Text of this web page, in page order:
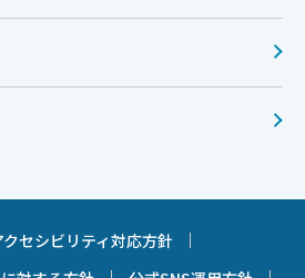
クセシビリティ対応方針